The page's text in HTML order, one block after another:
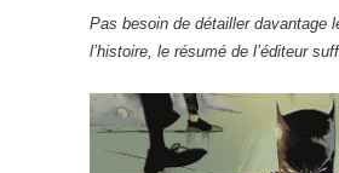
Pas besoin de détailler davantage
l’histoire, le résumé de l’éditeur